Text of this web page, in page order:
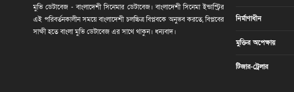
মুভি ডেটাবেজ - বাংলাদেশী সিনেমার ডেটাবেজ। বাংলাদেশী সিনেমা ইন্ডাস্ট্রির
এই পরিবর্তনকালীন সময়ে বাংলাদেশী চলচ্চিত্র বিপ্লবকে অনুভব করতে, বিপ্লবের
সাক্ষী হতে বাংলা মুভি ডেটাবেজ এর সাথে থাকুন। ধন্যবাদ।
নির্মাণাধীন
মুক্তির অপেক্ষায়
টিজার-ট্রেলার